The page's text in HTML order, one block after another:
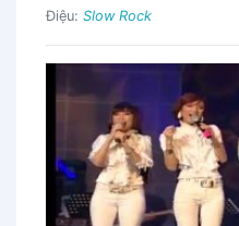
Điệu: Slow Rock